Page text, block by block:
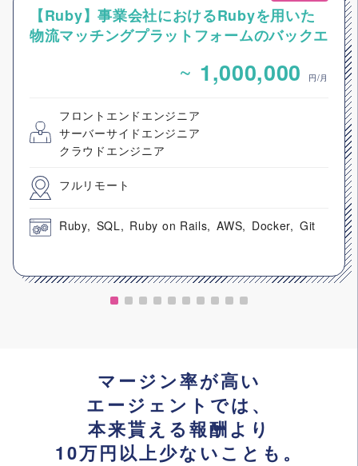
【Ruby】事業会社におけるRubyを用いた
物流マッチングプラットフォームのバックエ
~ 1,000,000 円/月
フロントエンドエンジニア
サーバーサイドエンジニア
クラウドエンジニア
フルリモート
Ruby SQL Ruby on Rails AWS Docker Git
マージン率が高い
エージェントでは、
本来貰える報酬より
10万円以上少ないことも。